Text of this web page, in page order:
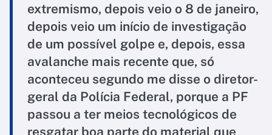
extremismo, depois veio o 8 de janeiro,
depois veio um início de investigação
de um possível golpe e, depois, essa
avalanche mais recente que, só
aconteceu segundo me disse o diretor-
geral da Polícia Federal, porque a PF
passou a ter meios tecnológicos de
resgatar boa parte do material que